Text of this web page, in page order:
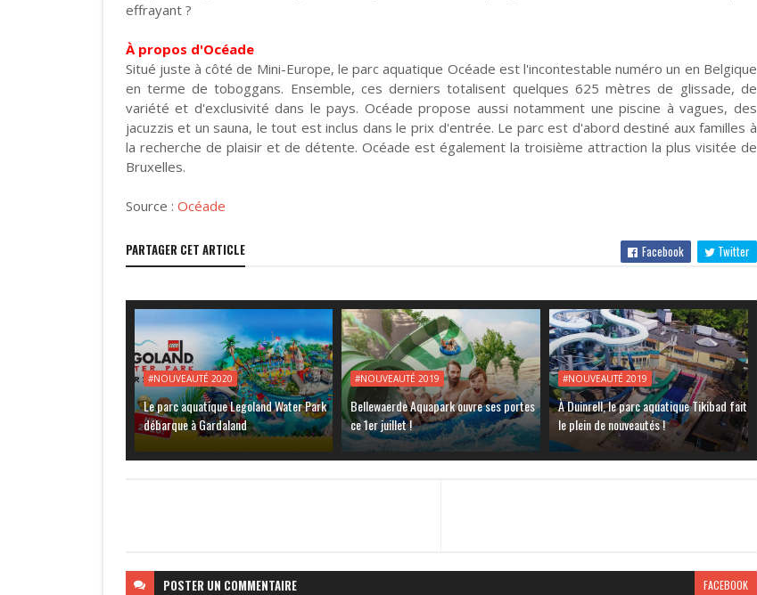
effrayant ?
À propos d'Océade
Situé juste à côté de Mini-Europe, le parc aquatique Océade est l'incontestable numéro un en Belgique
en terme de toboggans. Ensemble, ces derniers totalisent quelques 625 mètres de glissade, de
variété et d'exclusivité dans le pays. Océade propose aussi notamment une piscine à vagues, des
jacuzzis et un sauna, le tout est inclus dans le prix d'entrée. Le parc est d'abord destiné aux familles à
la recherche de plaisir et de détente. Océade est également la troisième attraction la plus visitée de
Bruxelles.
Source : Océade
PARTAGER CET ARTICLE Facebook Twitter
#NOUVEAUTÉ 2020
Le parc aquatique Legoland Water Park
débarque à Gardaland
#NOUVEAUTÉ 2019
Bellewaerde Aquapark ouvre ses portes
ce 1er juillet !
#NOUVEAUTÉ 2019
À Duinrell, le parc aquatique Tikibad fait
le plein de nouveautés !
POSTER UN COMMENTAIRE FACEBOOK